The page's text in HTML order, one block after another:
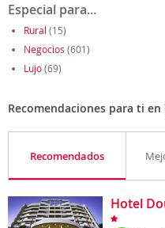
Especial para...
Rural (15)
Negocios (601)
Lujo(69)
Recomendaciones para ti en
Recomendados
Hotel